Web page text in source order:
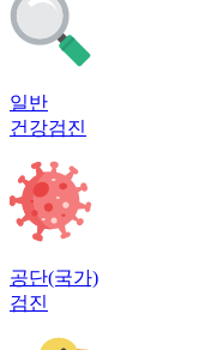
일반
건강검진
공단(국가)
검진